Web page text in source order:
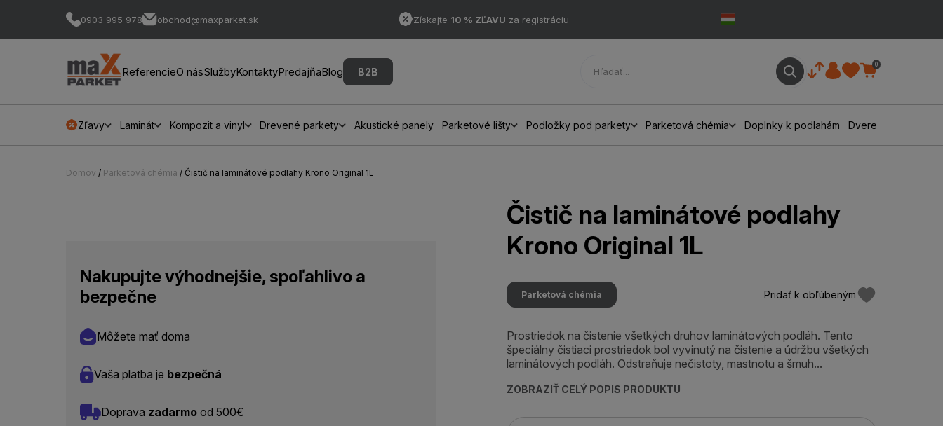
0903 995 978 obchod@maxparket.sk Získajte 10 % ZĽAVU za registráciu
ReferencieO násSlužbyKontaktyPredajňaBlog B2B
0
Zľavy Laminát Kompozit a vinyl Drevené parkety Akustické panely Parketové lišty Podložky pod parkety Parketová chémia Doplnky k podlahám Dvere
Domov / Parketová chémia / Čistič na laminátové podlahy Krono Original 1L
Nakupujte výhodnejšie, spoľahlivo a
bezpečne
Môžete mať doma
Vaša platba je bezpečná
Doprava zadarmo od 500€
Čistič na laminátové podlahy
Krono Original 1L
Parketová chémia Pridať k obľúbeným
Prostriedok na čistenie všetkých druhov laminátových podláh. Tento
špeciálny čistiaci prostriedok bol vyvinutý na čistenie a údržbu všetkých
laminátových podláh. Odstraňuje nečistoty, mastnotu a šmuh...
ZOBRAZIŤ CELÝ POPIS PRODUKTU